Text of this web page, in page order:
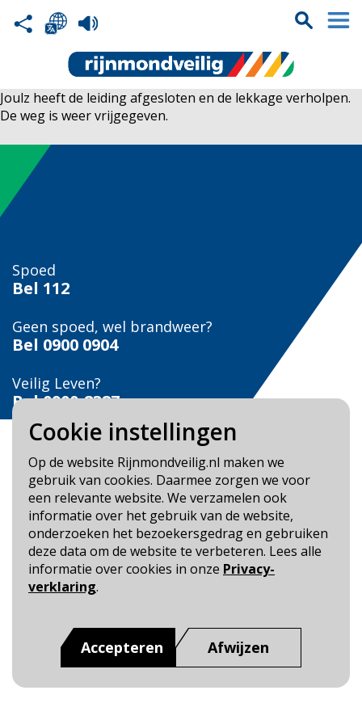
Cookie instellingen
Op de website Rijnmondveilig.nl maken we
gebruik van cookies. Daarmee zorgen we voor
een relevante website. We verzamelen ook
informatie over het gebruik van de website,
onderzoeken het bezoekersgedrag en gebruiken
deze data om de website te verbeteren. Lees alle
informatie over cookies in onze Privacy-
verklaring.
Accepteren Afwijzen
Joulz heeft de leiding afgesloten en de lekkage verholpen.
De weg is weer vrijgegeven.
Spoed
Bel 112
Geen spoed, wel brandweer?
Bel 0900 0904
Veilig Leven?
Bel 0900-8387
Blijf op de hoogte
Cookie- en Privacybeleid
Toegankelijkheid